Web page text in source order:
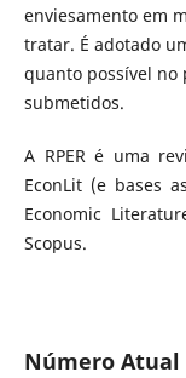
enviesamento em
tratar. É adotado
quanto possível no
submetidos.
A RPER é uma
EconLit (e bases
Economic
Scopus.
Número Atual